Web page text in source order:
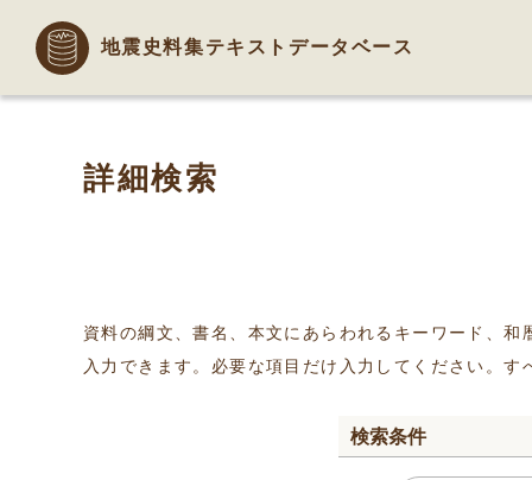
地震史料集テキストデータベース
詳細検索
資料の綱文、書名、本文にあらわれるキーワード、
入力できます。必要な項目だけ入力してください。
検索条件